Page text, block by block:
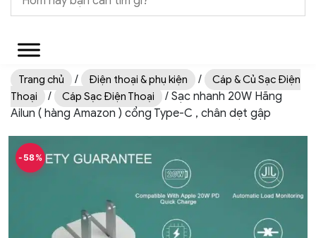
Trang chủ / Điện thoại & phụ kiện /
Cáp & Củ Sạc Điện
Thoại
/ Cáp Sạc Điện Thoại
/ Sạc nhanh 20W Hãng
Ailun ( hàng Amazon ) cổng Type-C , chân dẹt gập
-58%